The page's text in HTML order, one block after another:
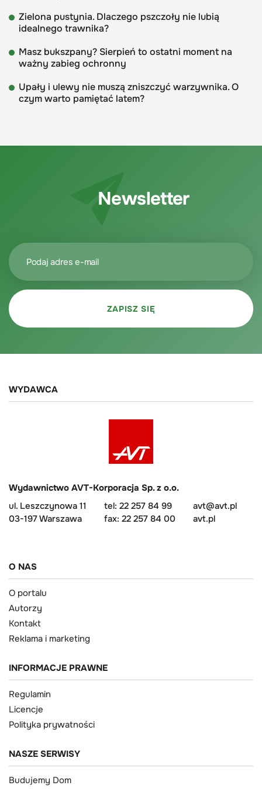
Zielona pustynia. Dlaczego pszczoły nie lubią
idealnego trawnika?
Masz bukszpany? Sierpień to ostatni moment na
ważny zabieg ochronny
Upały i ulewy nie muszą zniszczyć warzywnika. O
czym warto pamiętać latem?
Newsletter
WYDAWCA
Wydawnictwo AVT-Korporacja Sp. z o.o.
ul. Leszczynowa 11
03-197 Warszawa
tel: 22 257 84 99
fax: 22 257 84 00
avt@avt.pl
avt.pl
O NAS
O portalu
Autorzy
Kontakt
Reklama i marketing
INFORMACJE PRAWNE
Regulamin
Licencje
Polityka prywatności
NASZE SERWISY
Budujemy Dom